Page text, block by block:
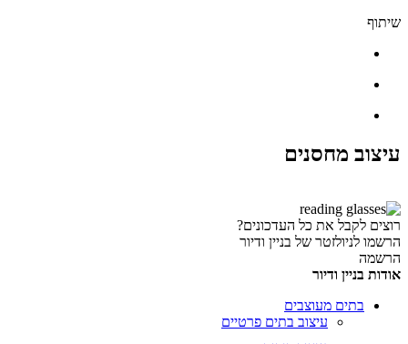
שיתוף
עיצוב מחסנים
רוצים לקבל את כל העדכונים?
הרשמו לניולזטר של בניין ודיור
הרשמה
אודות בניין ודיור
בתים מעוצבים
עיצוב בתים פרטיים